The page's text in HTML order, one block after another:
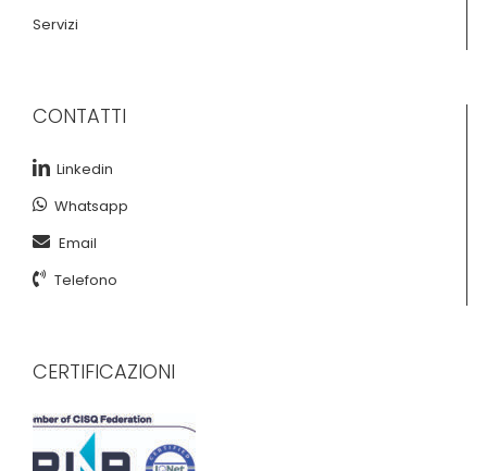
Servizi
CONTATTI
Linkedin
Whatsapp
Email
Telefono
CERTIFICAZIONI